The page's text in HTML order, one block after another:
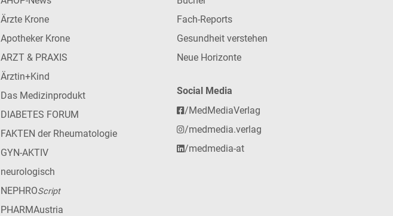
Ärzte Krone
Apotheker Krone
ARZT & PRAXIS
Ärztin+Kind
Das Medizinprodukt
DIABETES FORUM
FAKTEN der Rheumatologie
GYN-AKTIV
neurologisch
NEPHROScript
PHARMAustria
Fach-Reports
Gesundheit verstehen
Neue Horizonte
Social Media
/MedMediaVerlag
/medmedia.verlag
/medmedia-at